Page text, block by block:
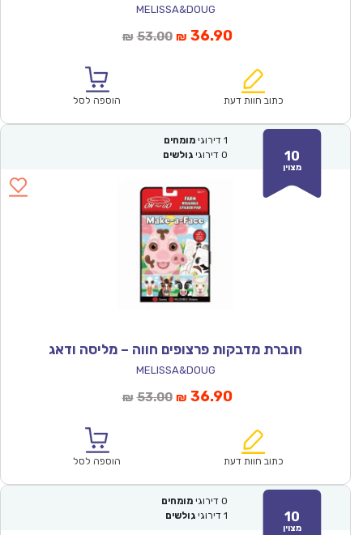
MELISSA&DOUG
₪ 53.00המחיר
₪53.00.
₪ 36.90המחיר
הוא:
כתוב חוות דעת הוספה לסל
10
מצוין
1 דירוגי מומחים
0 דירוגי גולשים
חוברת מדבקות פרצופים חווה – מליסה ודאג
MELISSA&DOUG
₪ 53.00המחיר
₪53.00.
₪ 36.90המחיר
הוא:
כתוב חוות דעת הוספה לסל
10
מצוין
0 דירוגי מומחים
1 דירוגי גולשים